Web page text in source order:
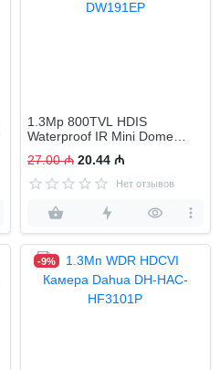
1.3Mp 800TVL HDIS
Waterproof IR Mini Dome
DW191EP
27.00 ₼ 20.44 ₼
Нет отзывов
-9%